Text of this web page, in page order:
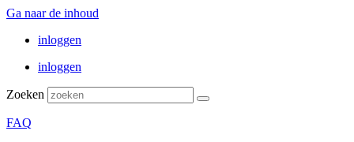
Ga naar de inhoud
inloggen
inloggen
Zoeken
FAQ